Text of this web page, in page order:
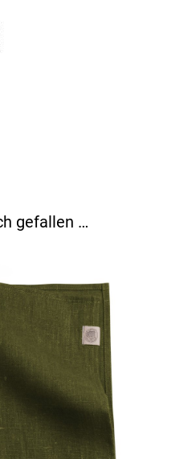
gefallen …